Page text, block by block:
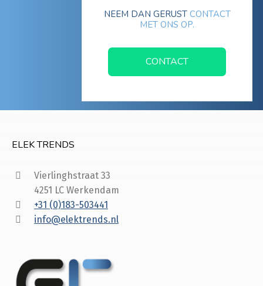
NEEM DAN GERUST CONTACT
MET ONS OP.
CONTACT
ELEK TRENDS
Vierlinghstraat 33
4251 LC Werkendam
+31 (0)183-503441
info@elektrends.nl